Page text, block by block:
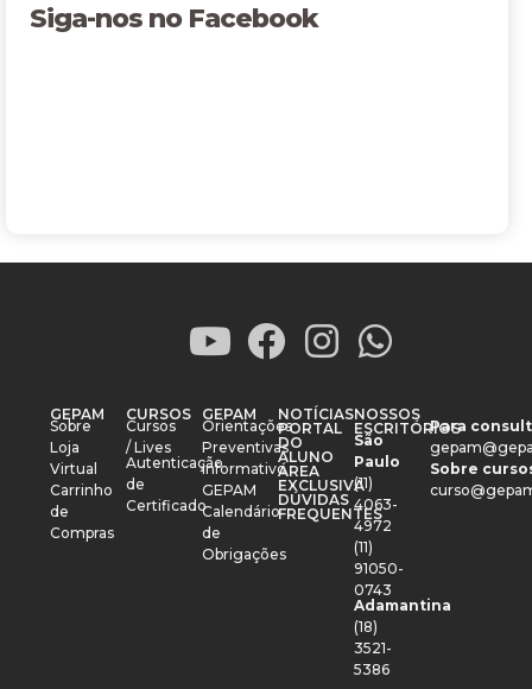
Siga-nos no Facebook
GEPAM
Sobre
Loja
Virtual
Carrinho
de
Compras
CURSOS
Cursos
/ Lives
Autenticação
de
Certificado
GEPAM
Orientações
Preventivas
Informativo
GEPAM
Calendário
de
Obrigações
NOTÍCIAS
PORTAL
DO
ALUNO
ÁREA
EXCLUSIVA
DÚVIDAS
FREQUENTES
NOSSOS
ESCRITÓRIOS
São
Paulo
(11)
4063-
4972
(11)
91050-
0743
Adamantina
(18)
3521-
5386
Para
Sobre